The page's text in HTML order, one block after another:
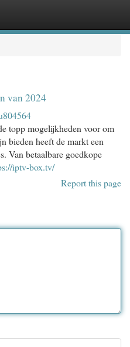
van 2024
topp mogelijkheden voor om
bieden heeft de markt een
Van betaalbare goedkope
iptv-box.tv/
Report this page